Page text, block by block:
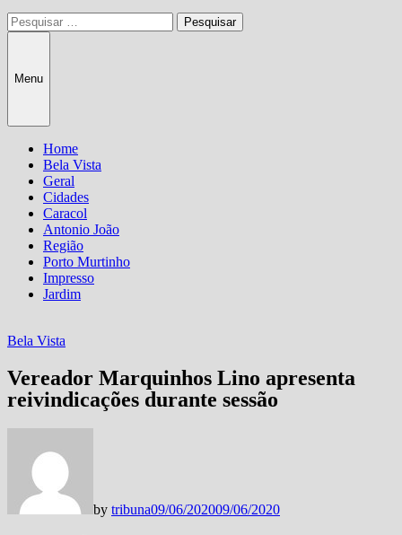
Pesquisar
por:
Menu
Home
Bela Vista
Geral
Cidades
Caracol
Antonio João
Região
Porto Murtinho
Impresso
Jardim
Bela Vista
Vereador Marquinhos Lino apresenta
reivindicações durante sessão
by tribuna09/06/202009/06/2020